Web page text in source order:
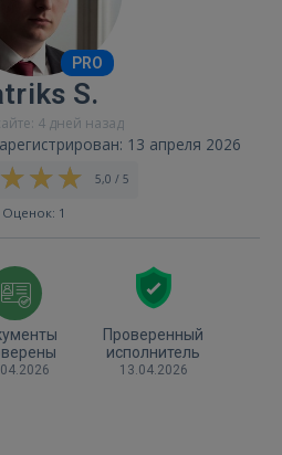
PRO
S.
4 дней назад
13 апреля 2026
5,0 / 5
Оценок: 1
Проверенный
исполнитель
13.04.2026